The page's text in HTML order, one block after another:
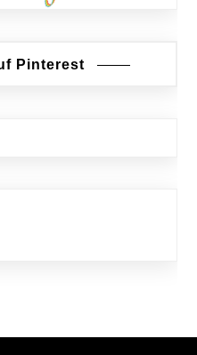
Pinterest